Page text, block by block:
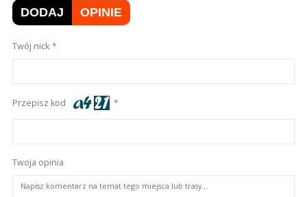
DODAJ OPINIE
Twój nick
Przepisz kod
Twoja opinia